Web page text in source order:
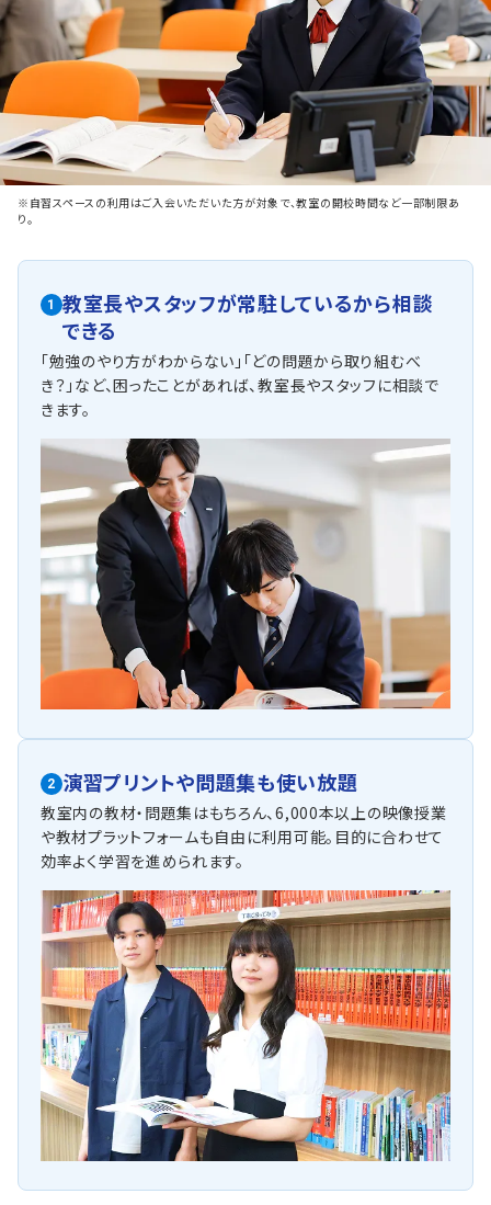
※自習スペースの利用はご入会いただいた方が対象で、教室の開校時間など一部制限あ
り。
1
教室長やスタッフが常駐しているから相談
できる
「勉強のやり方がわからない」「どの問題から取り組むべ
き？」など、困ったことがあれば、教室長やスタッフに相談で
きます。
2 演習プリントや問題集も使い放題
教室内の教材・問題集はもちろん、6,000本以上の映像授業
や教材プラットフォームも自由に利用可能。目的に合わせて
効率よく学習を進められます。